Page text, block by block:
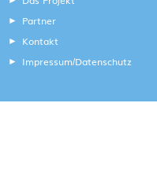
Partner
Kontakt
Impressum/Datenschutz